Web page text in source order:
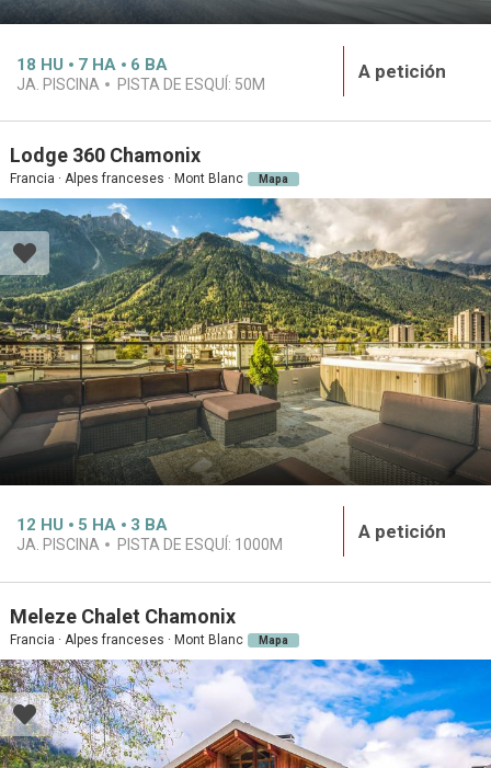
18 HU 7 HA 6 BA
JA. PISCINA PISTA DE ESQUÍ: 50M
A petición
Lodge 360 Chamonix
Francia · Alpes franceses · Mont Blanc Mapa
12 HU 5 HA 3 BA
JA. PISCINA PISTA DE ESQUÍ: 1000M
A petición
Meleze Chalet Chamonix
Francia · Alpes franceses · Mont Blanc Mapa